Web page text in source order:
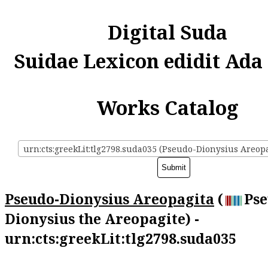
Digital Suda
Suidae Lexicon edidit
Works Catalog
urn:cts:greekLit:tlg2798.suda035 (Pseudo-Dionysius
Pseudo-Dionysius Areopagita (
Dionysius the Areopagite) -
urn:cts:greekLit:tlg2798.suda035